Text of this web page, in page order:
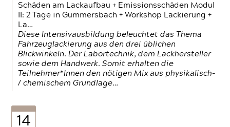
Schäden am Lackaufbau + Emissionsschäden Modul
II: 2 Tage in Gummersbach + Workshop Lackierung +
La…
Diese Intensivausbildung beleuchtet das Thema
Fahrzeuglackierung aus den drei üblichen
Blickwinkeln. Der Labortechnik, dem Lackhersteller
sowie dem Handwerk. Somit erhalten die
Teilnehmer*Innen den nötigen Mix aus physikalisch-
/ chemischem Grundlage…
14